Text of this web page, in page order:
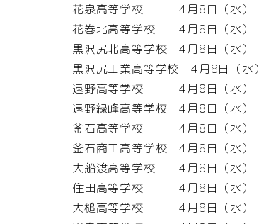
花泉高等学校 4月8日（水）
花巻北高等学校 4月8日（水）
黒沢尻北高等学校 4月8日（水）
黒沢尻工業高等学校 4月8日（水）
遠野高等学校 4月8日（水）
遠野緑峰高等学校 4月8日（水）
釜石高等学校 4月8日（水）
釜石商工高等学校 4月8日（水）
大船渡高等学校 4月8日（水）
住田高等学校 4月8日（水）
大槌高等学校 4月8日（水）